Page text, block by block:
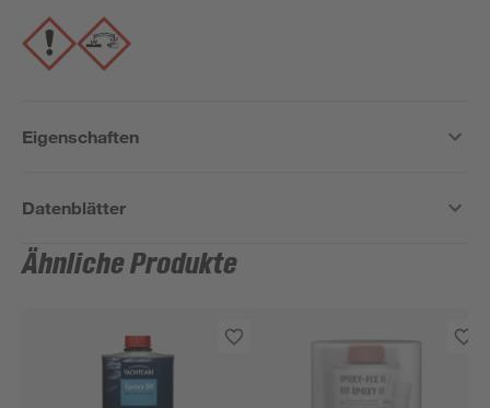
Eigenschaften
Datenblätter
Ähnliche Produkte